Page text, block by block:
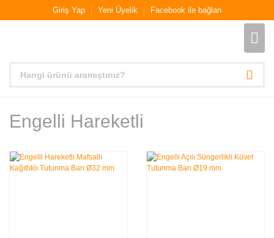
Giriş Yap Yeni Üyelik Facebook ile bağlan
Engelli Hareketli